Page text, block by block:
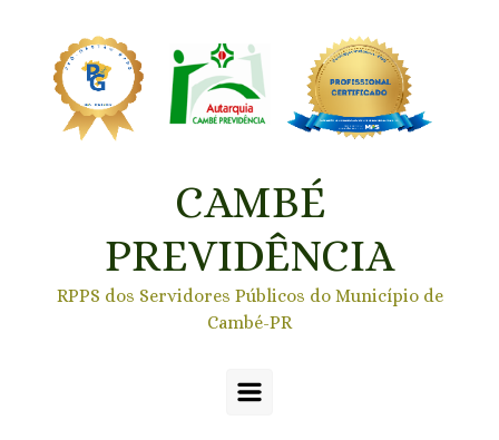
CAMBÉ
PREVIDÊNCIA
RPPS dos Servidores Públicos do Município de
Cambé-PR